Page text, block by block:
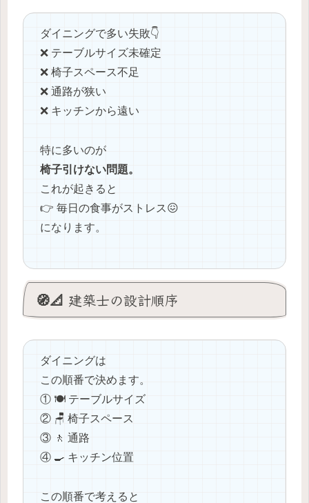
ダイニングで多い失敗👇
❌ テーブルサイズ未確定
❌ 椅子スペース不足
❌ 通路が狭い
❌ キッチンから遠い
特に多いのが
椅子引けない問題。
これが起きると
👉 毎日の食事がストレス😖
になります。
🧭📐 建築士の設計順序
ダイニングは
この順番で決めます。
① 🍽️ テーブルサイズ
② 🪑 椅子スペース
③ 🚶 通路
④ 🍳 キッチン位置
この順番で考えると